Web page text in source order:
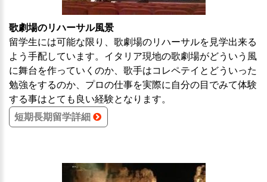
歌劇場のリハーサル風景
留学生には可能な限り、歌劇場のリハーサルを見学出来る
よう手配しています。イタリア現地の歌劇場がどういう風
に舞台を作っていくのか、歌手はコレペテイとどういった
勉強をするのか、プロの仕事を実際に自分の目でみて体験
する事はとても良い経験となります。
短期長期留学詳細